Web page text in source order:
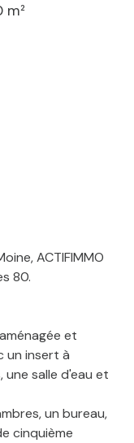
m²
ACTIFIMMO
80.
et
un insert à
une salle d'eau et
un bureau,
cinquième